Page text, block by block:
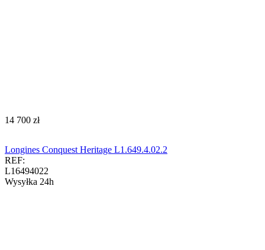
‍14 700‍ zł
Longines Conquest Heritage L1.649.4.02.2
REF:
L16494022
Wysyłka 24h